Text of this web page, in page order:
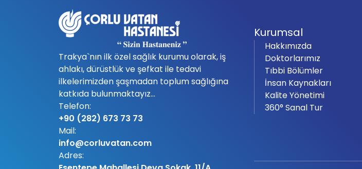
Trakya`nın ilk özel sağlık kurumu olarak, iş
ahlakı, dürüstlük ve şefkat ile tedavi
ilkelerimizden şaşmadan toplum sağlığına
katkıda bulunmaktayız...
Telefon:
+90 (282) 673 73 73
Mail:
info@corluvatan.com
Adres:
Kurumsal
Hakkımızda
Doktorlarımız
Tıbbi Bölümler
İnsan Kaynakları
Kalite Yönetimi
360° Sanal Tur